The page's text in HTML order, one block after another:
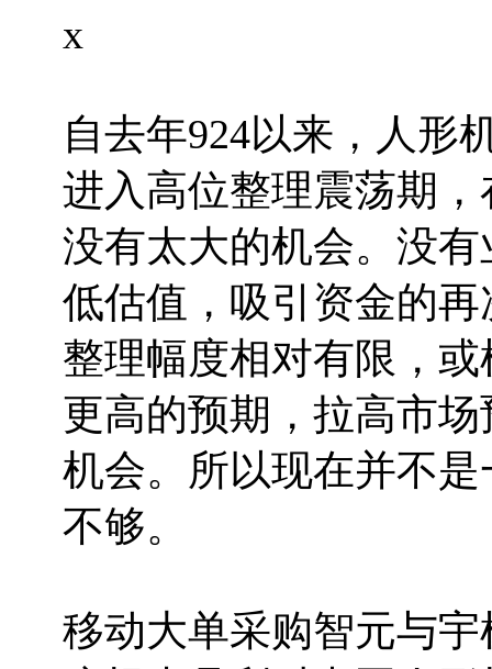
x
自去年924以来，人形
进入高位整理震荡期
没有太大的机会。没
低估值，吸引资金的
整理幅度相对有限，
更高的预期，拉高市
机会。所以现在并不
不够。
移动大单采购智元与